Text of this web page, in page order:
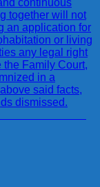
continuous
together will not
an application for
or living
any legal right
the Family Court,
in a
said facts,
dismissed.
to costs.